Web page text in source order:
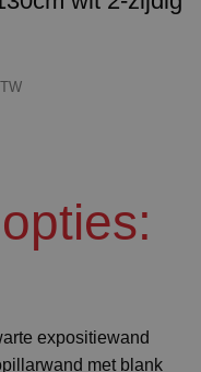
opties: